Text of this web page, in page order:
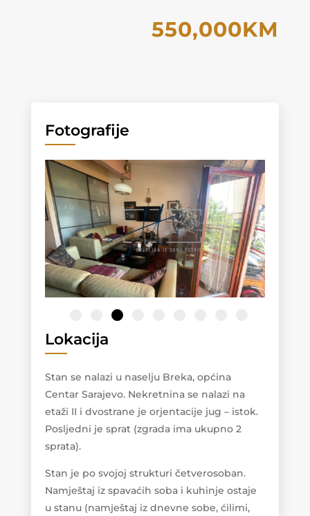
550,000KM
Fotografije
Lokacija
Stan se nalazi u naselju Breka, općina
Centar Sarajevo. Nekretnina se nalazi na
etaži II i dvostrane je orjentacije jug – istok.
Posljedni je sprat (zgrada ima ukupno 2
sprata).
Stan je po svojoj strukturi četverosoban.
Namještaj iz spavaćih soba i kuhinje ostaje
u stanu (namještaj iz dnevne sobe, ćilimi,